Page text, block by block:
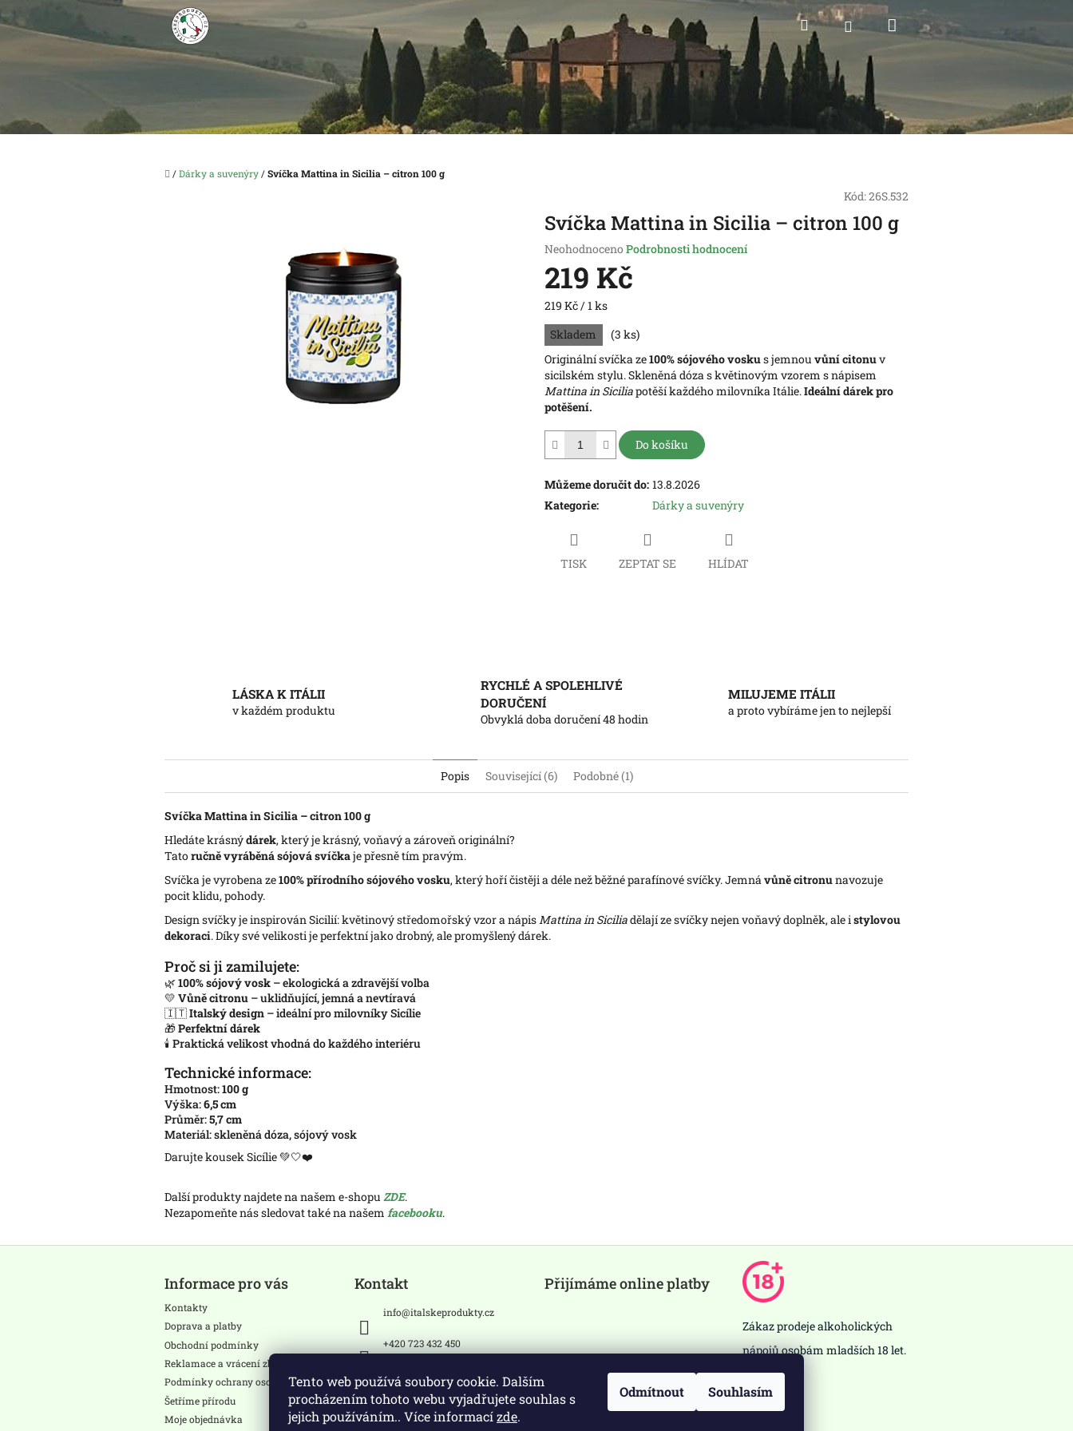
Tento web používá soubory cookie. Dalším
procházením tohoto webu vyjadřujete souhlas s
jejich používáním.. Více informacízde.
Odmítnout Souhlasím
na
obsah
HledatPřihlášeníNákupní
Domů
/Dárky a suvenýry/Svíčka Mattina in Sicilia – citron 100 g
Kód:26S.532
Svíčka Mattina in Sicilia – citron 100 g
Průměrné
hodnocení
produktu
0,0
z
5
hvězdiček.
Neohodnoceno Podrobnosti hodnocení
219 Kč
Měrná
cena:
219 Kč / 1 ks
Skladem
(3 ks)
Originální svíčka ze100% sójového voskus jemnou vůní citonuv
sicilském stylu. Skleněná dóza s květinovým vzorem s nápisem
Mattina in Siciliapotěší každého milovníka Itálie.Ideální dárek pro
potěšení.
Do košíku
Můžeme doručit do: 13.8.2026
Kategorie: Dárky a suvenýry
TISK ZEPTAT SE HLÍDAT
LÁSKA K ITÁLII
v každém produktu
RYCHLÉ A SPOLEHLIVÉ
DORUČENÍ
Obvyklá doba doručení 48 hodin
MILUJEME ITÁLII
a proto vybíráme jen to nejlepší
Popis Související (6) Podobné (1)
Svíčka Mattina in Sicilia – citron 100 g
Hledáte krásnýdárek, který je krásný, voňavý a zároveň originální?
Tatoručně vyráběná sójová svíčkaje přesně tím pravým.
Svíčka je vyrobena ze100% přírodního sójového vosku, který hoří čistěji a déle než běžné parafínové svíčky. Jemnávůně citronunavozuje
pocit klidu, pohody.
Design svíčky je inspirován Sicilií: květinový středomořský vzor a nápisMattina in Siciliadělají ze svíčky nejen voňavý doplněk, ale istylovou
dekoraci. Díky své velikosti je perfektní jako drobný, ale promyšlený dárek.
Proč si ji zamilujete:
🌿 100% sójový vosk – ekologická a zdravější volba
💛 Vůně citronu – uklidňující, jemná a nevtíravá
🇮🇹Italský design – ideální pro milovníky Sicílie
🎁Perfektní dárek
🕯️ Praktická velikost vhodná do každého interiéru
Technické informace:
Hmotnost:100 g
Výška:6,5 cm
Průměr:5,7 cm
Materiál: skleněná dóza, sójový vosk
Darujte kousek Sicílie 💚🤍❤️
Další produkty najdete na našem e-shopu ZDE.
Nezapomeňte nás sledovat také na našem facebooku.
Informace pro vás
Kontakty
Doprava a platby
Obchodní podmínky
Reklamace a vrácení zboží
Podmínky ochrany osobních údajů
Šetříme přírodu
Moje objednávka
Kontakt
info@italskeprodukty.cz
+420 723 432 450
Sledujte nás na Facebooku
Přijímáme online platby
Zákaz prodeje alkoholických
nápojů osobám mladších 18 let.